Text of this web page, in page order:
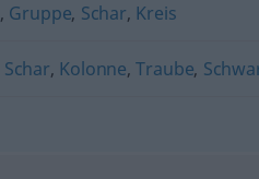
, Gruppe, Schar, Kreis
Schar, Kolonne,Traube,